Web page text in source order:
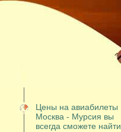
Цены на авиабилеты
Москва - Мурсия вы
всегда сможете найти